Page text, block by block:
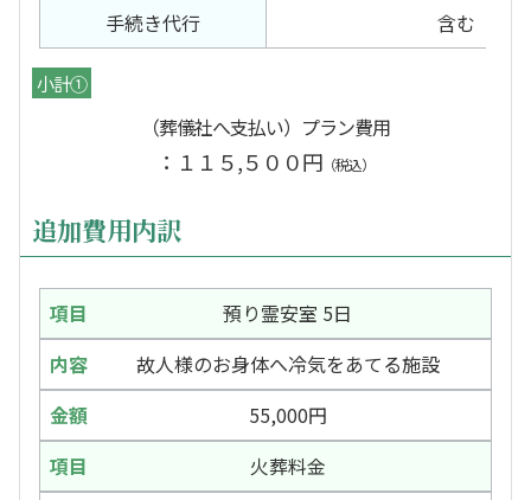
手続き代行
含む
小計①
（葬儀社へ支払い）プラン費用
：１１５,５００円 （税込）
追加費用内訳
預り霊安室 5日
故人様のお身体へ冷気をあてる施設
55,000円
火葬料金